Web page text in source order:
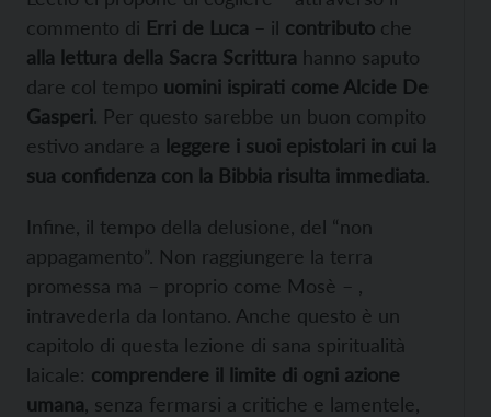
commento di Erri de Luca – il contributo che
alla lettura della Sacra Scrittura hanno saputo
dare col tempo uomini ispirati come Alcide De
Gasperi. Per questo sarebbe un buon compito
estivo andare a leggere i suoi epistolari in cui la
sua confidenza con la Bibbia risulta immediata.
Infine, il tempo della delusione, del “non
appagamento”. Non raggiungere la terra
promessa ma – proprio come Mosè – ,
intravederla da lontano. Anche questo è un
capitolo di questa lezione di sana spiritualità
laicale: comprendere il limite di ogni azione
umana , senza fermarsi a critiche e lamentele,